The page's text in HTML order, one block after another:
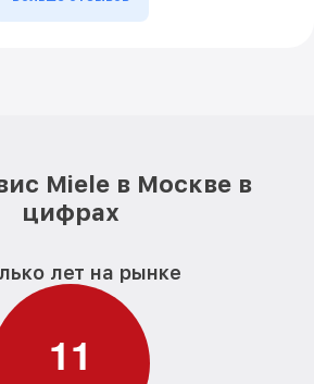
Miele в Москве в
цифрах
лет на рынке
11